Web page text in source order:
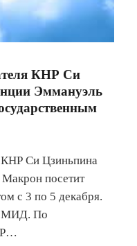
КНР Си
Эммануэль
Си Цзиньпина
посетит
с 3 по 5 декабря.
МИД. По